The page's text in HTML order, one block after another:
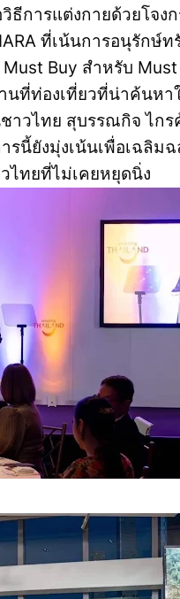
การแต่งกายด้วยโจง
ที่เน้นการอนุรักษ์
Buy สำหรับ Must
ที่ท่องเที่ยวที่น่าค้นหา
าวไทย สุบรรณกิจ ไก
นี้ยังมุ่งเน้นเพื่อเฉลิมฉ
ไทยที่ไม่เคยหยุดนิ่ง